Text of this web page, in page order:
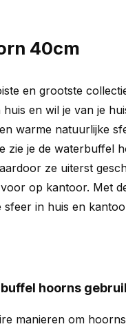
40cm
en grootste
en wil je van je
warme natuurlijke
zie je de waterbuffel
ze uiterst
op kantoor. Met
in huis en
hoorns
manieren om